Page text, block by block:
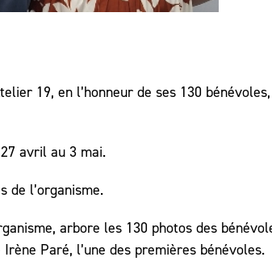
19, en l’honneur de ses 130
avril au 3 mai.
de l’organisme.
arbore les 130 photos des
Paré, l’une des premières bénévoles.